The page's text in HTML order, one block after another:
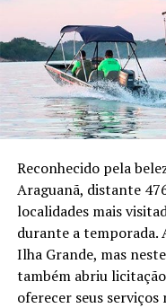
Reconhecido pela
Araguanã, distante
localidades mais
durante a temporada.
Ilha Grande, mas
também abriu
oferecer seus serviços